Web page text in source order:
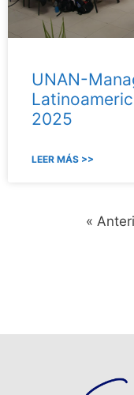
UNAN-
2025
LEER MÁS >>
«